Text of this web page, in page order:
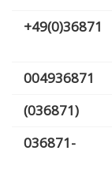
+49(0)36871
004936871
(036871)
036871-